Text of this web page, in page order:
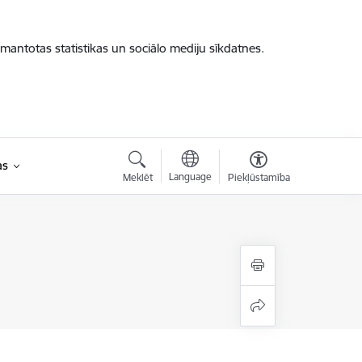
statistikas un sociālo mediju sīkdatnes.
Meklēt Language Piekļūstamība